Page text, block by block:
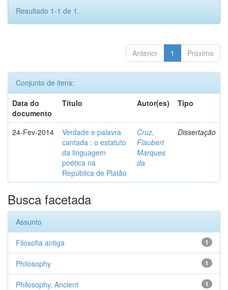
Resultado 1-1 de 1.
Anterior 1 Próximo
Conjunto de itens:
Data do
documento
Título Autor(es) Tipo
24-Fev-2014
Verdade e palavra
cantada : o estatuto
da linguagem
poética na
República de Platão
Cruz,
Flaubert
Marques
da
Dissertação
Busca facetada
Assunto
1
Filosofia antiga
1
Philosophy
1
Philosophy, Ancient